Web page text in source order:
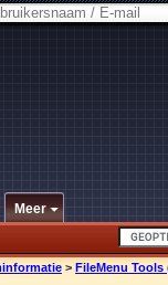
Meer
> FileMenu Tools